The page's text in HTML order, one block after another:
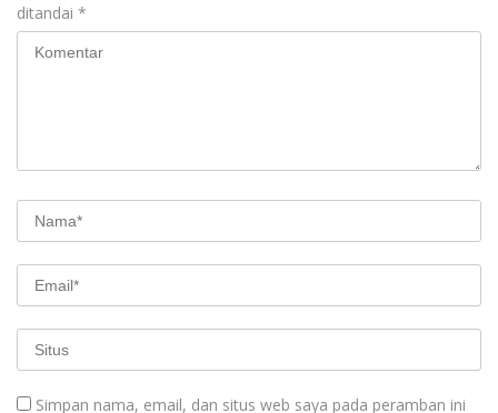
ditandai *
Simpan nama, email, dan situs web saya pada peramban ini